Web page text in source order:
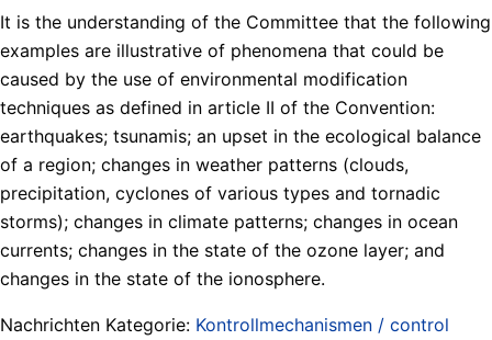
It is the understanding of the Committee that the following
examples are illustrative of phenomena that could be
caused by the use of environmental modification
techniques as defined in article II of the Convention:
earthquakes; tsunamis; an upset in the ecological balance
of a region; changes in weather patterns (clouds,
precipitation, cyclones of various types and tornadic
storms); changes in climate patterns; changes in ocean
currents; changes in the state of the ozone layer; and
changes in the state of the ionosphere.
Nachrichten Kategorie: Kontrollmechanismen / control